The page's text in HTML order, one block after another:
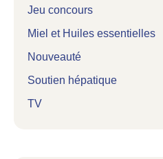
Jeu concours
Miel et Huiles essentielles
Nouveauté
Soutien hépatique
TV